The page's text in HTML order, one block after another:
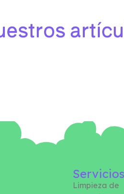
Servicios
Limpieza de